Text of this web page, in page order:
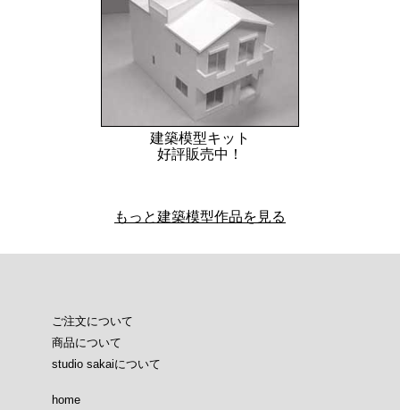
建築模型キット
好評販売中！
もっと建築模型作品を見る
ご注文について
商品について
studio sakaiについて
home